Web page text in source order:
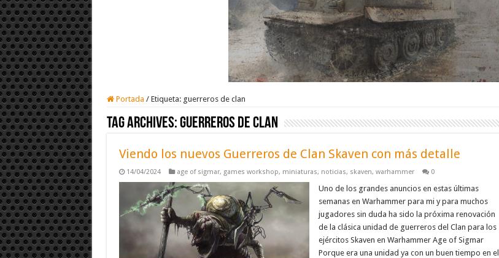
Portada / Etiqueta: guerreros de clan
Tag Archives:guerreros de clan
Viendo los nuevos Guerreros de Clan Skaven con más detalle
14/04/2024 age of sigmar, games workshop, miniaturas, noticias, skaven, warhammer 0
Uno de los grandes anuncios en estas últimas
semanas en Warhammer para mi y para muchos
jugadores sin duda ha sido la próxima renovación
de la clásica unidad de guerreros del Clan para los
ejércitos Skaven en Warhammer Age of Sigmar
Porque era una unidad ya con un buen tiempo en el